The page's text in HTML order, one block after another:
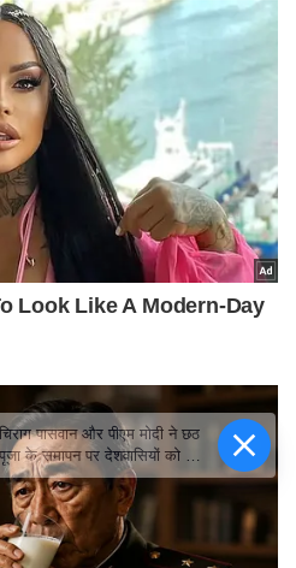
चिराग पासवान और पीएम मोदी ने छठ
पूजा के समापन पर देशवासियों को दी
शुभकामनाएं, छठी मैया से देश की
समृद्धि की कामना की